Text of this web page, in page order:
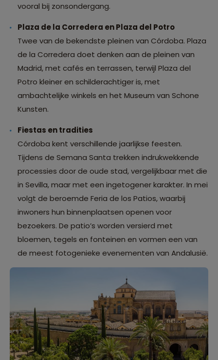
vooral bij zonsondergang.
Plaza de la Corredera en Plaza del Potro
Twee van de bekendste pleinen van Córdoba. Plaza
de la Corredera doet denken aan de pleinen van
Madrid, met cafés en terrassen, terwijl Plaza del
Potro kleiner en schilderachtiger is, met
ambachtelijke winkels en het Museum van Schone
Kunsten.
Fiestas en tradities
Córdoba kent verschillende jaarlijkse feesten.
Tijdens de Semana Santa trekken indrukwekkende
processies door de oude stad, vergelijkbaar met die
in Sevilla, maar met een ingetogener karakter. In mei
volgt de beroemde Feria de los Patios, waarbij
inwoners hun binnenplaatsen openen voor
bezoekers. De patio’s worden versierd met
bloemen, tegels en fonteinen en vormen een van
de meest fotogenieke evenementen van Andalusië.